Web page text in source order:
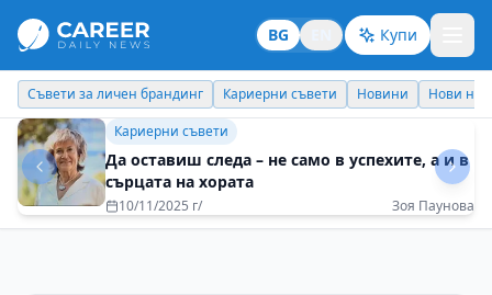
BG Купи
Кариерни съвети Новини Нови назначения Днес празнува
Бизнес брандинг
Формулата за успех е една – в бизнеса и в
живота
05/08/2025 г/ Владимир Рашев